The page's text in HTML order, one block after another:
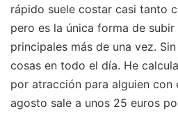
rápido suele costar casi tanto
pero es la única forma de
principales más de una vez.
cosas en todo el día. He
por atracción para alguien con
agosto sale a unos 25 euros